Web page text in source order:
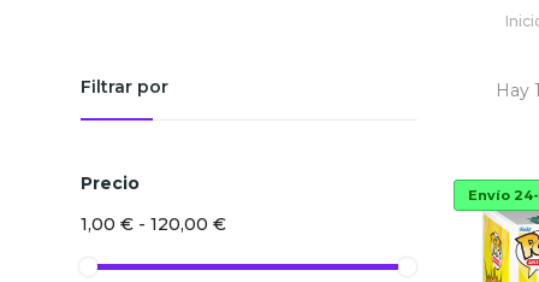
Filtrar por
Precio
1,00 € - 120,00 €
Hay
Envío